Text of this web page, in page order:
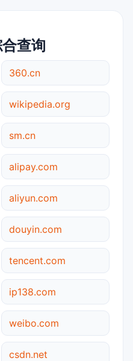
查询
360.cn
wikipedia.org
sm.cn
alipay.com
aliyun.com
douyin.com
tencent.com
ip138.com
weibo.com
csdn.net